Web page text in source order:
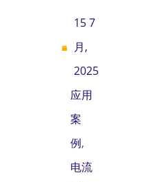
15 7
月,
2025
应用
案
例,
电流